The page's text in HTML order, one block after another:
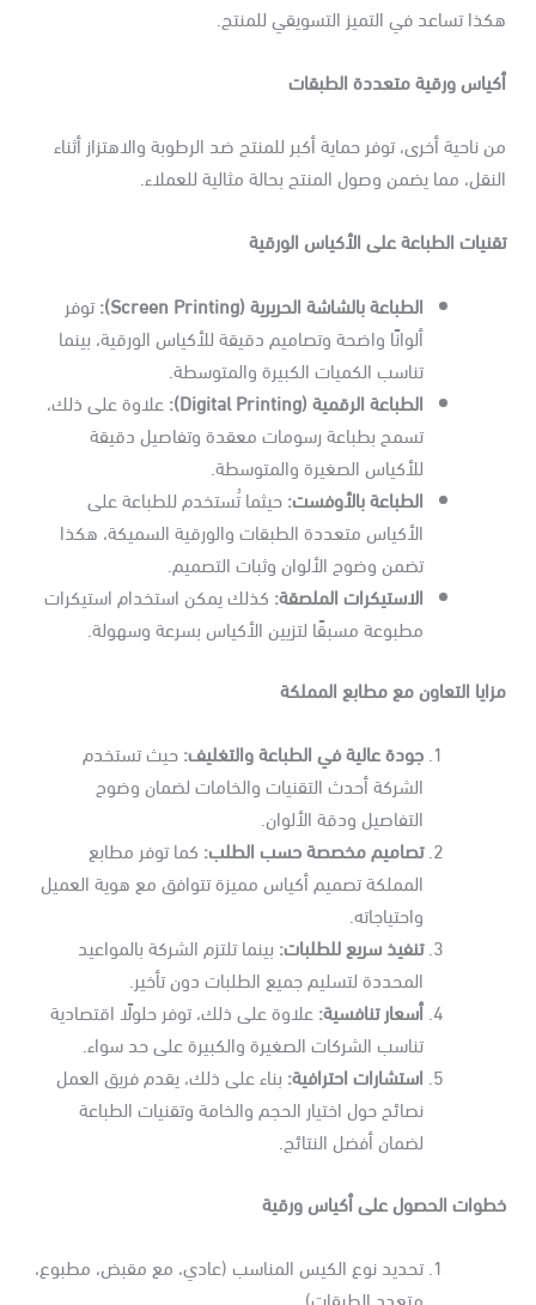
تساعد في التميز التسويقي للمنتج.
ورقية متعددة الطبقات
ناحية أخرى، توفر حماية أكبر للمنتج ضد الرطوبة والاهتزاز أثناء
مما يضمن وصول المنتج بحالة مثالية للعملاء.
الطباعة على الأكياس الورقية
الطباعة بالشاشة الحريرية(Screen Printing):
توفر
ألوانًا واضحة وتصاميم دقيقة للأكياس الورقية، بينما
تناسب الكميات الكبيرة والمتوسطة.
الطباعة الرقمية(Digital Printing):
علاوة على ذلك،
تسمح بطباعة رسومات معقدة وتفاصيل دقيقة
للأكياس الصغيرة والمتوسطة.
الطباعة بالأوفست:حيثما تُستخدم للطباعة على
الأكياس متعددة الطبقات والورقية السميكة، هكذا
تضمن وضوح الألوان وثبات التصميم.
الاستيكرات الملصقة:كذلك يمكن استخدام استيكرات
مطبوعة مسبقًا لتزيين الأكياس بسرعة وسهولة.
التعاون مع مطابع المملكة
جودة عالية في الطباعة والتغليف:حيث تستخدم
الشركة أحدث التقنيات والخامات لضمان وضوح
التفاصيل ودقة الألوان.
تصاميم مخصصة حسب الطلب:كما توفر مطابع
المملكة تصميم أكياس مميزة تتوافق مع هوية العميل
واحتياجاته.
تنفيذ سريع للطلبات:بينما تلتزم الشركة بالمواعيد
المحددة لتسليم جميع الطلبات دون تأخير.
أسعار تنافسية:علاوة على ذلك، توفر حلولًا اقتصادية
تناسب الشركات الصغيرة والكبيرة على حد سواء.
استشارات احترافية:بناء على ذلك، يقدم فريق العمل
نصائح حول اختيار الحجم والخامة وتقنيات الطباعة
لضمان أفضل النتائج.
الحصول على أكياس ورقية
تحديد نوع الكيس المناسب (عادي، مع مقبض، مطبوع،
متعدد الطبقات).